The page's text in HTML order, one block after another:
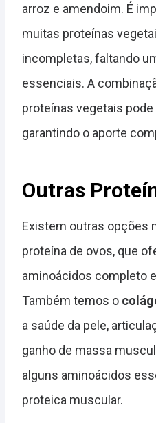
arroz e amendoim. É
muitas proteínas
incompletas, faltando
essenciais. A
proteínas vegetais
garantindo o aporte
Outras
Existem outras opções
proteína de ovos, que
aminoácidos completo
Também temos o
a saúde da pele,
ganho de massa
alguns aminoácidos
proteica muscular.